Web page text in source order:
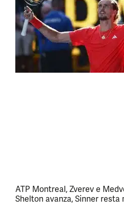
ATP Montreal, Zverev e
Shelton avanza, Sinner resta